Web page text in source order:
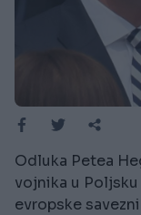
Odluka Petea
vojnika u
evropske